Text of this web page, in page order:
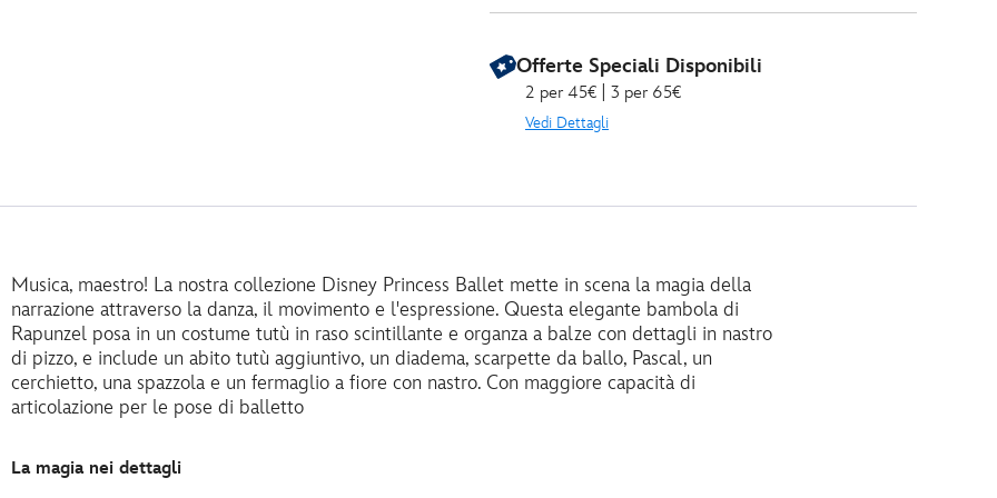
Offerte Speciali Disponibili
2 per 45€ | 3 per 65€
Vedi Dettagli
Musica, maestro! La nostra collezione Disney Princess Ballet mette in scena la magia della
narrazione attraverso la danza, il movimento e l'espressione. Questa elegante bambola di
Rapunzel posa in un costume tutù in raso scintillante e organza a balze con dettagli in nastro
di pizzo, e include un abito tutù aggiuntivo, un diadema, scarpette da ballo, Pascal, un
cerchietto, una spazzola e un fermaglio a fiore con nastro. Con maggiore capacità di
articolazione per le pose di balletto
La magia nei dettagli